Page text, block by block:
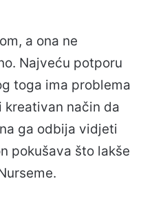
a ona ne
Najveću potporu
toga ima problema
kreativan način da
ga odbija vidjeti
pokušava što lakše